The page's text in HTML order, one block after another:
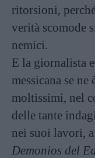
ritorsioni,
verità scomode
nemici.
E la giornalista
messicana se
moltissimi, nel
delle tante
nei suoi lavori,
Demonios del